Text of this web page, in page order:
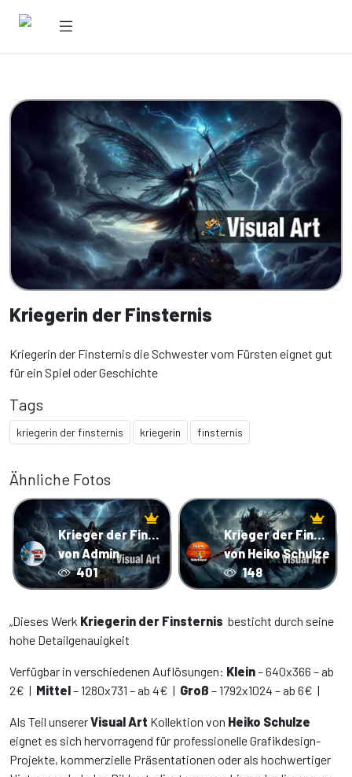
Kriegerin der Finsternis
Kriegerin der Finsternis die Schwester vom Fürsten eignet gut
für ein Spiel oder Geschichte
Tags
kriegerin der finsternis kriegerin finsternis
Ähnliche Fotos
Krieger der Finsternis
von Admin
401
Krieger der Finsternis für Games
von Heiko Schulze
148
„Dieses Werk Kriegerin der Finsternis besticht durch seine
hohe Detailgenauigkeit
Verfügbar in verschiedenen Auflösungen: Klein– 640x366 – ab
2€ | Mittel– 1280x731 – ab 4€ | Groß – 1792x1024 – ab 6€ |
Als Teil unsererVisual Art Kollektion von Heiko Schulze
eignet es sich hervorragend für professionelle Grafikdesign-
Projekte, kommerzielle Präsentationen oder als hochwertiger